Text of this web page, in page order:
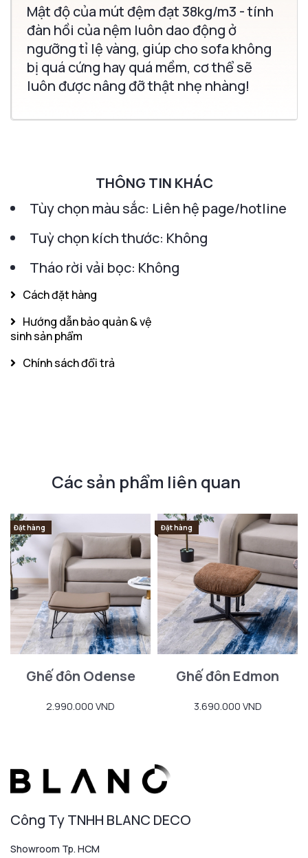
Mật độ của mút đệm đạt 38kg/m3 - tính
đàn hồi của nệm luôn dao động ở
ngưỡng tỉ lệ vàng, giúp cho sofa không
bị quá cứng hay quá mềm, cơ thể sẽ
luôn được nâng đỡ thật nhẹ nhàng!
THÔNG TIN KHÁC
Tùy chọn màu sắc: Liên hệ page/hotline
Tuỳ chọn kích thước: Không
Tháo rời vải bọc: Không
Cách đặt hàng
Hướng dẫn bảo quản & vệ
sinh sản phẩm
Chính sách đổi trả
Các sản phẩm liên quan
Đặt hàng
Ghế đôn Odense
2.990.000 VND
Đặt hàng
Ghế đôn Edmon
3.690.000 VND
Công Ty TNHH BLANC DECO
Showroom Tp. HCM